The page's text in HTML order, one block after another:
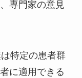
専門家の意見
特定の患者群
に適用できる